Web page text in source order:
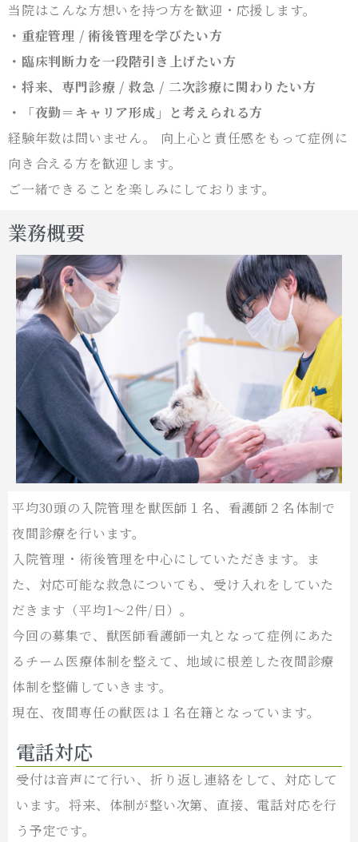
当院はこんな方想いを持つ方を歓迎・応援します。
・重症管理 / 術後管理を学びたい方
・臨床判断力を一段階引き上げたい方
・将来、専門診療 / 救急 / 二次診療に関わりたい方
・「夜勤＝キャリア形成」と考えられる方
経験年数は問いません。 向上心と責任感をもって症例に
向き合える方を歓迎します。
ご一緒できることを楽しみにしております。
業務概要
平均30頭の入院管理を獣医師１名、看護師２名体制で
夜間診療を行います。
入院管理・術後管理を中心にしていただきます。ま
た、対応可能な救急についても、受け入れをしていた
だきます（平均1～2件/日）。
今回の募集で、獣医師看護師一丸となって症例にあた
るチーム医療体制を整えて、地域に根差した夜間診療
体制を整備していきます。
現在、夜間専任の獣医は１名在籍となっています。
電話対応
受付は音声にて行い、折り返し連絡をして、対応して
います。将来、体制が整い次第、直接、電話対応を行
う予定です。